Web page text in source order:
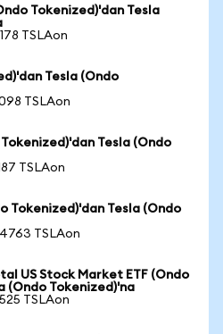
Tokenized)'dan Tesla
TSLAon
Tesla (Ondo
TSLAon
Tokenized)'dan Tesla (Ondo
TSLAon
Tokenized)'dan Tesla (Ondo
TSLAon
US Stock Market ETF (Ondo
(Ondo Tokenized)'na
TSLAon